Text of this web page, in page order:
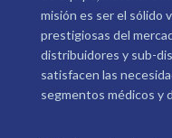
misión es ser el sólido
prestigiosas del
distribuidores y sub-
satisfacen las
segmentos médicos y